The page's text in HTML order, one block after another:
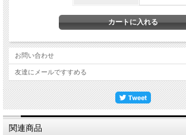
お問い合わせ
友達にメールですすめる
関連商品